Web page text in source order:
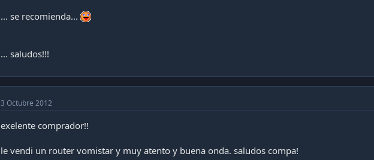
... se recomienda...
... saludos!!!
3 Octubre 2012
exelente comprador!!
le vendi un router vomistar y muy atento y buena onda. saludos compa!